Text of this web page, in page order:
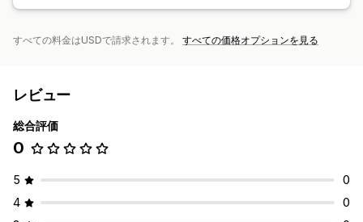
すべての料金はUSDで請求されます。 すべての価格オプションを見る
レビュー
総合評価
0
5
0
4
0